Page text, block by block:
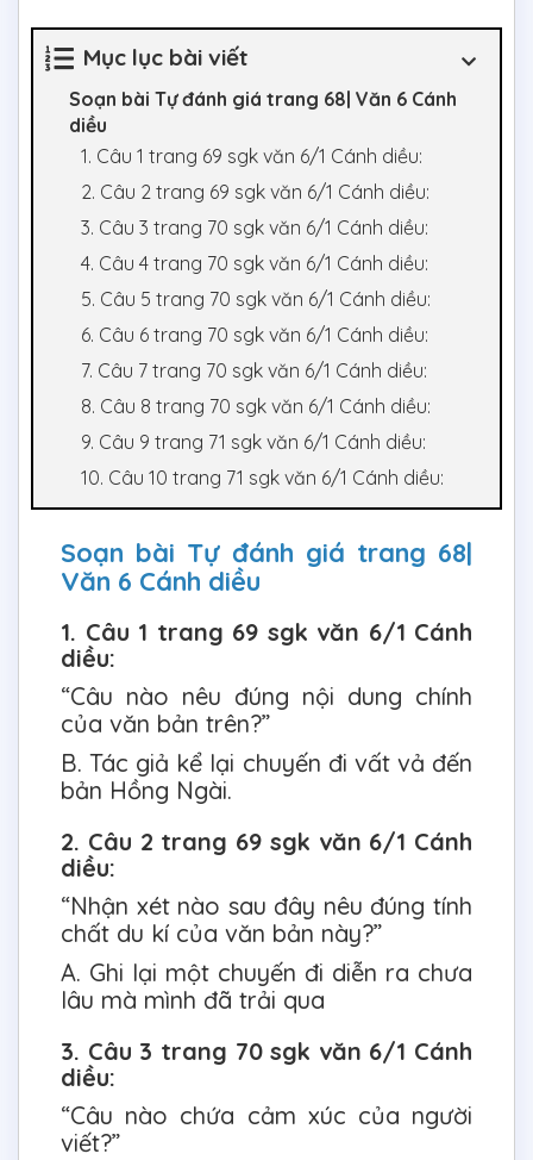
Mục lục bài viết
Soạn bài Tự đánh giá trang 68| Văn 6 Cánh
diều
1. Câu 1 trang 69 sgk văn 6/1 Cánh diều:
2. Câu 2 trang 69 sgk văn 6/1 Cánh diều:
3. Câu 3 trang 70 sgk văn 6/1 Cánh diều:
4. Câu 4 trang 70 sgk văn 6/1 Cánh diều:
5. Câu 5 trang 70 sgk văn 6/1 Cánh diều:
6. Câu 6 trang 70 sgk văn 6/1 Cánh diều:
7. Câu 7 trang 70 sgk văn 6/1 Cánh diều:
8. Câu 8 trang 70 sgk văn 6/1 Cánh diều:
9. Câu 9 trang 71 sgk văn 6/1 Cánh diều:
10. Câu 10 trang 71 sgk văn 6/1 Cánh diều:
Soạn bài Tự đánh giá trang 68|
Văn 6 Cánh diều
1. Câu 1 trang 69 sgk văn 6/1 Cánh
diều:
“Câu nào nêu đúng nội dung chính
của văn bản trên?”
B. Tác giả kể lại chuyến đi vất vả đến
bản Hồng Ngài.
2. Câu 2 trang 69 sgk văn 6/1 Cánh
diều:
“Nhận xét nào sau đây nêu đúng tính
chất du kí của văn bản này?”
A. Ghi lại một chuyến đi diễn ra chưa
lâu mà mình đã trải qua
3. Câu 3 trang 70 sgk văn 6/1 Cánh
diều:
“Câu nào chứa cảm xúc của người
viết?”